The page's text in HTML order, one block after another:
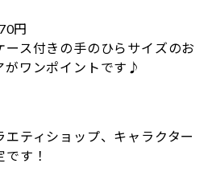
円
ス付きの手のひらサイズのお
がワンポイントです♪
ティショップ、キャラクター
す！